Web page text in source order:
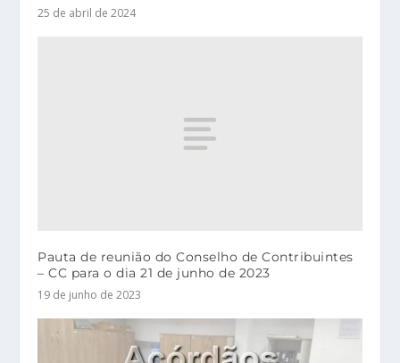
25 de abril de 2024
Pauta de reunião do Conselho de Contribuintes
– CC para o dia 21 de junho de 2023
19 de junho de 2023